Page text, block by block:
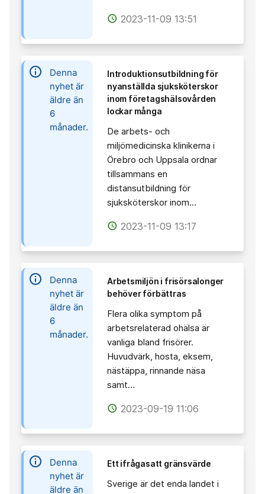
access_time 2023-11-09 13:51
information
Denna
nyhet är
äldre än
6
månader.
Introduktionsutbildning för
nyanställda sjuksköterskor
inom företagshälsovården
lockar många
De arbets- och
miljömedicinska klinikerna i
Örebro och Uppsala ordnar
tillsammans en
distansutbildning för
sjuksköterskor inom…
access_time 2023-11-09 13:17
information
Denna
nyhet är
äldre än
6
månader.
Arbetsmiljön i frisörsalonger
behöver förbättras
Flera olika symptom på
arbetsrelaterad ohälsa är
vanliga bland frisörer.
Huvudvärk, hosta, eksem,
nästäppa, rinnande näsa
samt…
access_time 2023-09-19 11:06
information
Denna
nyhet är
äldre än
Ett ifrågasatt gränsvärde
Sverige är det enda landet i